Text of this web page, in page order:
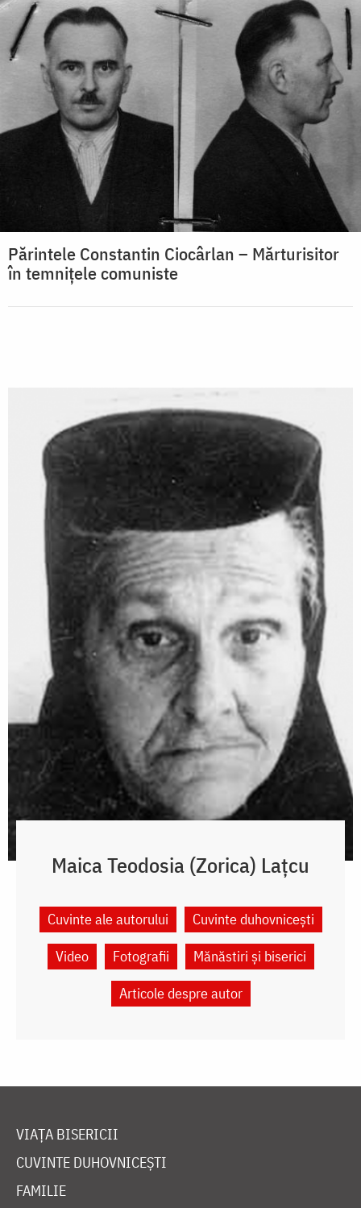
Părintele Constantin Ciocârlan – Mărturisitor
în temnițele comuniste
Maica Teodosia (Zorica) Lațcu
Cuvinte ale autorului
Cuvinte duhovnicești
Video
Fotografii
Mănăstiri și biserici
Articole despre autor
VIAȚA BISERICII
CUVINTE DUHOVNICEȘTI
FAMILIE